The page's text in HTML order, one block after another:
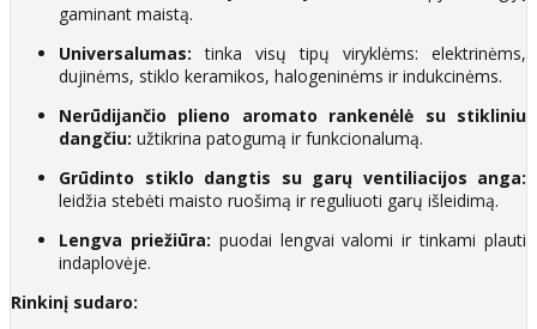
gaminant maistą.
Universalumas: tinka visų tipų viryklėms: elektrinėms,
dujinėms, stiklo keramikos, halogeninėms ir indukcinėms.
Nerūdijančio plieno aromato rankenėlė su stikliniu
dangčiu: užtikrina patogumą ir funkcionalumą.
Grūdinto stiklo dangtis su garų ventiliacijos anga:
leidžia stebėti maisto ruošimą ir reguliuoti garų išleidimą.
Lengva priežiūra: puodai lengvai valomi ir tinkami plauti
indaplovėje.
Rinkinį sudaro: